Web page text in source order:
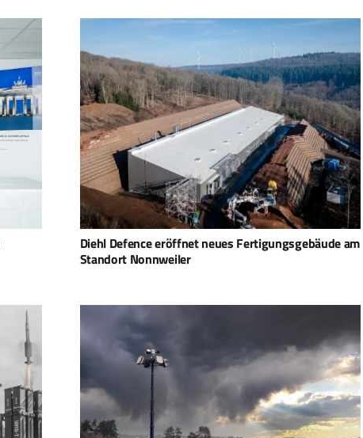
Diehl Defence eröffnet neues Fertigungsgebäude am
Standort Nonnweiler